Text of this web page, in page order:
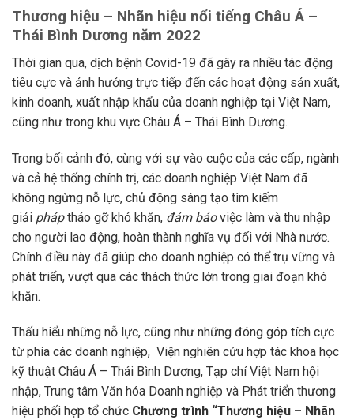
Thương hiệu – Nhãn hiệu nổi tiếng Châu Á –
Thái Bình Dương năm 2022
Thời gian qua, dịch bệnh Covid-19 đã gây ra nhiều tác động
tiêu cực và ảnh hưởng trực tiếp đến các hoạt động sản xuất,
kinh doanh, xuất nhập khẩu của doanh nghiệp tại Việt Nam,
cũng như trong khu vực Châu Á – Thái Bình Dương.
Trong bối cảnh đó, cùng với sự vào cuộc của các cấp, ngành
và cả hệ thống chính trị, các doanh nghiệp Việt Nam đã
không ngừng nỗ lực, chủ động sáng tạo tìm kiếm
giải pháptháo gỡ khó khăn, đảm bảoviệc làm và thu nhập
cho người lao động, hoàn thành nghĩa vụ đối với Nhà nước.
Chính điều này đã giúp cho doanh nghiệp có thể trụ vững và
phát triển, vượt qua các thách thức lớn trong giai đoạn khó
khăn.
Thấu hiểu những nỗ lực, cũng như những đóng góp tích cực
từ phía các doanh nghiệp, Viện nghiên cứu hợp tác khoa học
kỹ thuật Châu Á – Thái Bình Dương, Tạp chí Việt Nam hội
nhập, Trung tâm Văn hóa Doanh nghiệp và Phát triển thương
hiệu phối hợp tổ chức Chương trình “Thương hiệu – Nhãn